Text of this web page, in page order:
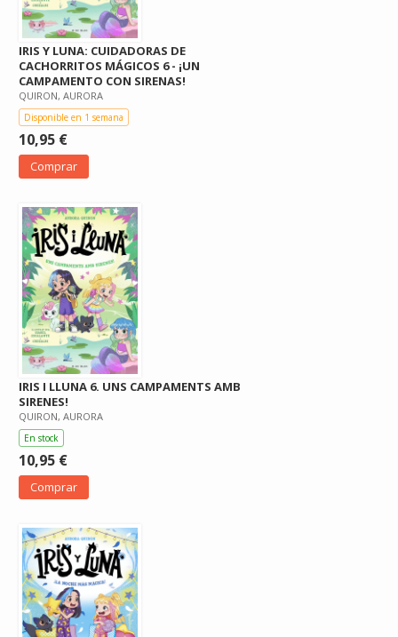
IRIS Y LUNA: CUIDADORAS DE
CACHORRITOS MÁGICOS 6 - ¡UN
CAMPAMENTO CON SIRENAS!
QUIRON, AURORA
Disponible en 1 semana
10,95 €
Comprar
IRIS I LLUNA 6. UNS CAMPAMENTS AMB
SIRENES!
QUIRON, AURORA
En stock
10,95 €
Comprar